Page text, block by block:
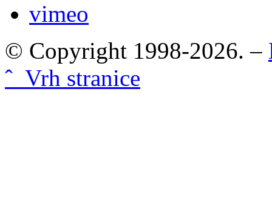
vimeo
© Copyright 1998-2026. –
ˆ Vrh stranice